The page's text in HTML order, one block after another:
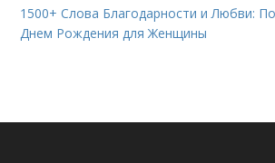
1500+ Слова Благодарности и Любви:
Днем Рождения для Женщины